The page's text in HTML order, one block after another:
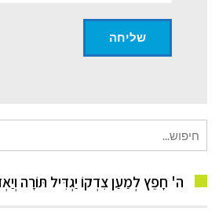
עבור:
ה' חָפֵץ לְמַעַן צִדְקוֹ יַגְדִּיל תּוֹרָה